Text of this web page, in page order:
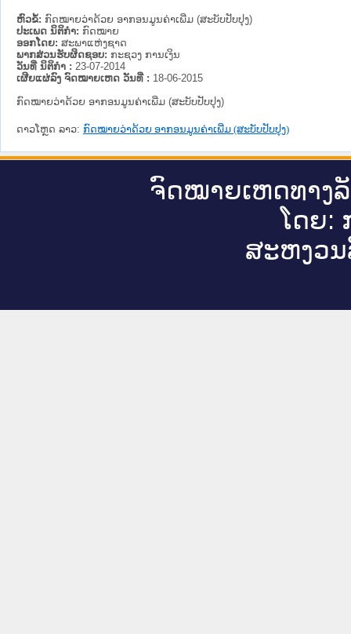
ຫົວຂໍ້: ກົດໝາຍວ່າດ້ວຍ ອາກອນມູນຄ່າເພີ່ມ (ສະບັບປັບປຸງ)
ປະເພດ ນິຕິກໍາ: ກົດໝາຍ
ອອກໂດຍ: ສະພາແຫ່ງຊາດ
ພາກສ່ວນຮັບຜິດຊອບ: ກະຊວງ ການເງິນ
ວັນທີ່ ນິຕິກໍາ : 23-07-2014
ເຜີຍແຜ່ລົງ ຈົດໝາຍເຫດ ວັນທີ່ : 18-06-2015
ກົດໝາຍວ່າດ້ວຍ ອາກອນມູນຄ່າເພີ່ມ (ສະບັບປັບປຸງ)
ດາວໂຫຼດ ລາວ: ກົດໝາຍວ່າດ້ວຍ ອາກອນມູນຄ່າເພີ່ມ (ສະບັບປັບປຸງ)
ຈົດ​ໝາຍ​ເຫດ​ທາງ​
ໂດຍ:
ສະ​ຫງວນ​